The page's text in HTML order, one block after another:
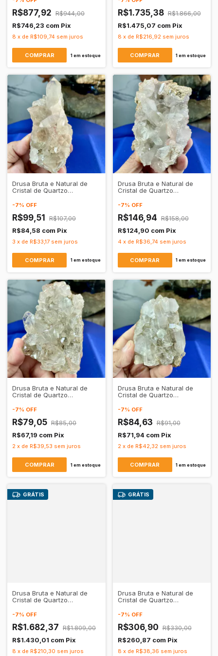
R$877,92 R$944,00
R$746,23 com Pix
8 x de R$109,74 sem juros
1 em estoque
R$1.735,38 R$1.866,00
R$1.475,07 com Pix
8 x de R$216,92 sem juros
1 em estoque
Drusa Bruta e Natural de
Cristal de Quartzo
-7% OFF
R$99,51 R$107,00
R$84,58 com Pix
3 x de R$33,17 sem juros
1 em estoque
Drusa Bruta e Natural de
Cristal de Quartzo
-7% OFF
R$146,94 R$158,00
R$124,90 com Pix
4 x de R$36,74 sem juros
1 em estoque
Drusa Bruta e Natural de
Cristal de Quartzo
-7% OFF
R$79,05 R$85,00
R$67,19 com Pix
2 x de R$39,53 sem juros
1 em estoque
Drusa Bruta e Natural de
Cristal de Quartzo
-7% OFF
R$84,63 R$91,00
R$71,94 com Pix
2 x de R$42,32 sem juros
1 em estoque
GRÁTIS
Drusa Bruta e Natural de
Cristal de Quartzo
-7% OFF
R$1.682,37 R$1.809,00
R$1.430,01 com Pix
8 x de R$210,30 sem juros
GRÁTIS
Drusa Bruta e Natural de
Cristal de Quartzo
-7% OFF
R$306,90 R$330,00
R$260,87 com Pix
8 x de R$38,36 sem juros